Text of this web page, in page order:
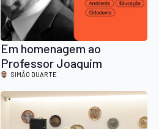
Em homenagem ao
Professor Joaquim
Brandão de Almeida, PSD
Arouca irá promover um
Ciclo de Conferências
SIMÃO DUARTE